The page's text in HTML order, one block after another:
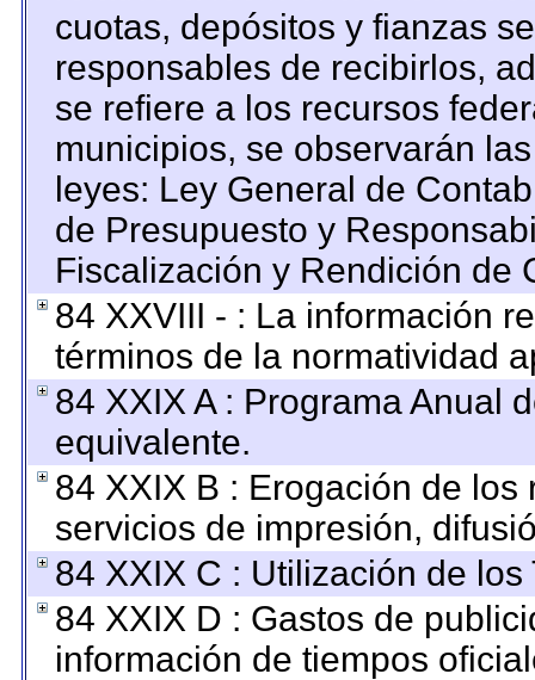
cuotas, depósitos y fianzas
responsables de recibirlos,
se refiere a los recursos
municipios, se observarán
leyes: Ley General de
de Presupuesto y
Fiscalización y Rendición de
84 XXVIII - : La información
términos de la normatividad
84 XXIX A : Programa Anual
equivalente.
84 XXIX B : Erogación de
servicios de impresión,
84 XXIX C : Utilización de
84 XXIX D : Gastos de
información de tiempos